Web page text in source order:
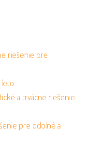
riešenie pre
a trvácne riešenie
pre odolné a